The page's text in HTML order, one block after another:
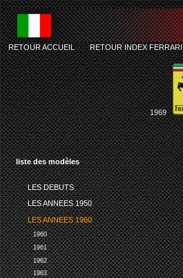
liste des modèles
LES DEBUTS
LES ANNEES 1950
LES ANNEES 1960
1960
1961
1962
1963
RETOUR ACCUEIL-RETOUR INDEX FERRARI
1969